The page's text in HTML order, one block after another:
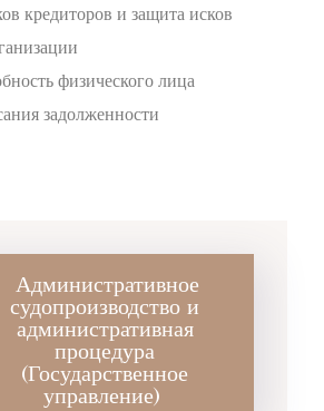
кредиторов и защита исков
физического лица
задолженности
Административное
судопроизводство и
административная
процедура
(Государственное
управление)